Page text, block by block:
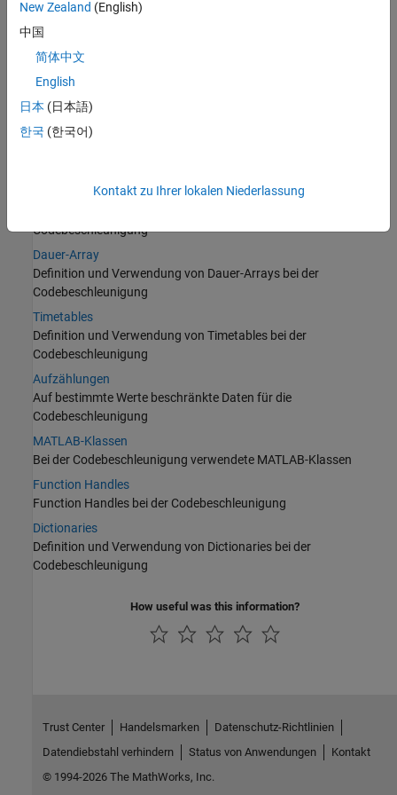
Zellarrays
Definition und Verwendung von Zellarrays bei der
Definition und Verwendung von Tabellen bei der
Codebeschleunigung
Kategoriale Arrays
Datetime-Arrays
Codebeschleunigung
Dauer-Array
Definition und Verwendung von Dauer-Arrays bei der
Codebeschleunigung
Timetables
Definition und Verwendung von Timetables bei der
Codebeschleunigung
Aufzählungen
Auf bestimmte Werte beschränkte Daten für die
Codebeschleunigung
MATLAB-Klassen
Bei der Codebeschleunigung verwendete MATLAB-Klassen
Function Handles
Function Handles bei der Codebeschleunigung
Dictionaries
Definition und Verwendung von Dictionaries bei der
Codebeschleunigung
How useful was this information?
New Zealand (English)
中国
简体中文
English
日本 (日本語)
한국 (한국어)
Kontakt zu Ihrer lokalen Niederlassung
Trust Center Handelsmarken
Datenschutz-Richtlinien
Datendiebstahl verhindern
Status von Anwendungen
Kontakt
© 1994-2026 The MathWorks, Inc.